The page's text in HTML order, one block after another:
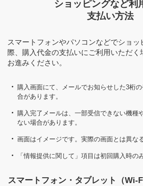
ショッピングなど利
支払い方法
スマートフォンやパソコンなどでショッ
際、購入代金の支払いにご利用いただ
お進みください。
購入画面にて、メールでお知らせした3桁
合があります。
購入完了メールは、一部受信できない機種
ない場合があります。
画面はイメージです。実際の画面とは異な
「情報提供に関して」項目は初回購入時の
スマートフォン・タブレット（Wi-